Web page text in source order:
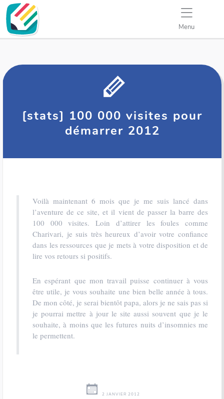
Menu
[stats] 100 000 visites pour
démarrer 2012
Voilà maintenant 6 mois que je me suis lancé dans
l’aventure de ce site, et il vient de passer la barre des
100 000 visites. Loin d’attirer les foules comme
Charivari, je suis très heureux d’avoir votre confiance
dans les ressources que je mets à votre disposition et de
lire vos retours si positifs.
En espérant que mon travail puisse continuer à vous
être utile, je vous souhaite une bien belle année à tous.
De mon côté, je serai bientôt papa, alors je ne sais pas si
je pourrai mettre à jour le site aussi souvent que je le
souhaite, à moins que les futures nuits d’insomnies me
le permettent.
2 JANVIER 2012